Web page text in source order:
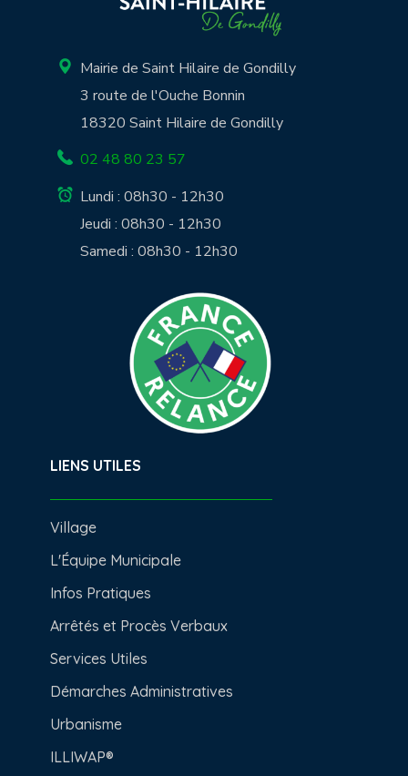
Mairie de Saint Hilaire de Gondilly
3 route de l'Ouche Bonnin
18320 Saint Hilaire de Gondilly
02 48 80 23 57
Lundi : 08h30 - 12h30
Jeudi : 08h30 - 12h30
Samedi : 08h30 - 12h30
LIENS UTILES
Village
L'Équipe Municipale
Infos Pratiques
Arrêtés et Procès Verbaux
Services Utiles
Démarches Administratives
Urbanisme
ILLIWAP®